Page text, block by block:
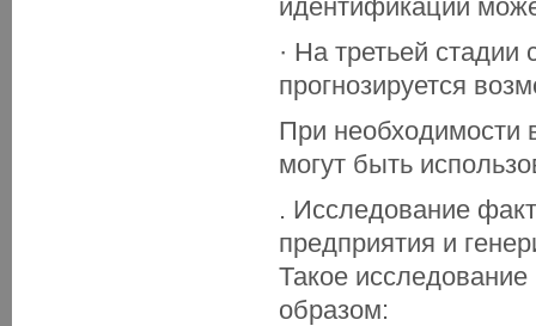
идентификации
· На третьей
прогнозируется
При необходимости
могут быть
. Исследование
предприятия и
Такое
образом: